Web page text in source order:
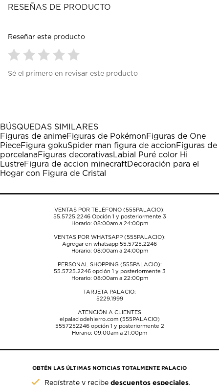
RESEÑAS DE PRODUCTO
Reseñar este producto
para
1
estrella
Esta
acción
abrirá
el
formulario
envío.
para
estrellas.
Esta
acción
abrirá
el
formulario
envío.
para
estrellas.
Esta
acción
abrirá
el
formulario
envío.
para
estrellas.
Esta
acción
abrirá
el
formulario
envío.
para
estrellas.
Esta
acción
abrirá
el
formulario
envío.
Sé el primero en revisar este producto
BÚSQUEDAS SIMILARES
Figuras de animeFiguras de PokémonFiguras de One
PieceFigura gokuSpider man figura de accionFiguras de
porcelanaFiguras decorativas Labial Puré color Hi
LustreFigura de accion minecraftDecoración para el
Hogar con Figura de Cristal
VENTAS POR TELÉFONO (555PALACIO):
55.5725.2246Opción 1 y posteriormente 3
Horario: 08:00am a 24:00pm
VENTAS POR WHATSAPP (555PALACIO):
Agregar en whatsapp 55.5725.2246
Horario: 08:00am a 24:00pm
PERSONAL SHOPPING (555PALACIO):
55.5725.2246opción 1 y posteriormente 3
Horario: 08:00am a 22:00pm
TARJETA PALACIO:
5229.1999
ATENCIÓN A CLIENTES
elpalaciodehierro.com (555PALACIO)
5557252246opción 1 y posteriormente 2
Horario: 09:00am a 21:00pm
OBTÉN LAS ÚLTIMAS NOTICIAS TOTALMENTE PALACIO
Regístrate y recibedescuentos especiales.